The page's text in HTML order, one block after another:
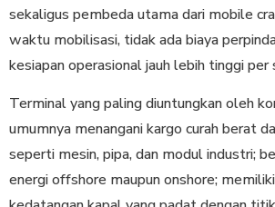
sekaligus pembeda utama dari mobile
waktu mobilisasi, tidak ada biaya
kesiapan operasional jauh lebih tinggi
Terminal yang paling diuntungkan oleh
umumnya menangani kargo curah berat
seperti mesin, pipa, dan modul industri;
energi offshore maupun onshore;